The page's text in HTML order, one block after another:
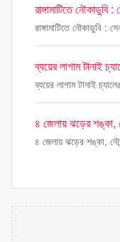
রাঙ্গামাটিতে নৌকাডুবি
রাঙ্গামাটিতে নৌকাডুবি :
ব্যয়ের লাগাম টানাই
ব্যয়ের লাগাম টানাই
৪ জেলায় ঝড়ের শঙ্কা,
৪ জেলায় ঝড়ের শঙ্কা,